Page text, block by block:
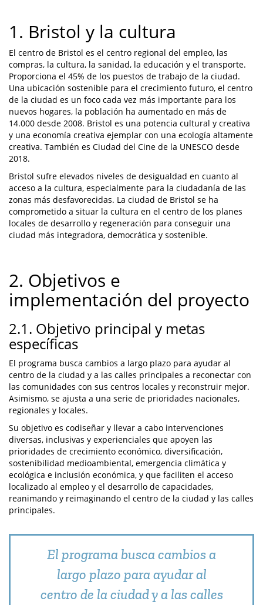
1. Bristol y la cultura
El centro de Bristol es el centro regional del empleo, las
compras, la cultura, la sanidad, la educación y el transporte.
Proporciona el 45% de los puestos de trabajo de la ciudad.
Una ubicación sostenible para el crecimiento futuro, el centro
de la ciudad es un foco cada vez más importante para los
nuevos hogares, la población ha aumentado en más de
14.000 desde 2008. Bristol es una potencia cultural y creativa
y una economía creativa ejemplar con una ecología altamente
creativa. También es Ciudad del Cine de la UNESCO desde
2018.
Bristol sufre elevados niveles de desigualdad en cuanto al
acceso a la cultura, especialmente para la ciudadanía de las
zonas más desfavorecidas. La ciudad de Bristol se ha
comprometido a situar la cultura en el centro de los planes
locales de desarrollo y regeneración para conseguir una
ciudad más integradora, democrática y sostenible.
2. Objetivos e
implementación del proyecto
2.1. Objetivo principal y metas
específicas
El programa busca cambios a largo plazo para ayudar al
centro de la ciudad y a las calles principales a reconectar con
las comunidades con sus centros locales y reconstruir mejor.
Asimismo, se ajusta a una serie de prioridades nacionales,
regionales y locales.
Su objetivo es codiseñar y llevar a cabo intervenciones
diversas, inclusivas y experienciales que apoyen las
prioridades de crecimiento económico, diversificación,
sostenibilidad medioambiental, emergencia climática y
ecológica e inclusión económica, y que faciliten el acceso
localizado al empleo y el desarrollo de capacidades,
reanimando y reimaginando el centro de la ciudad y las calles
principales.
El programa busca cambios a
largo plazo para ayudar al
centro de la ciudad y a las calles